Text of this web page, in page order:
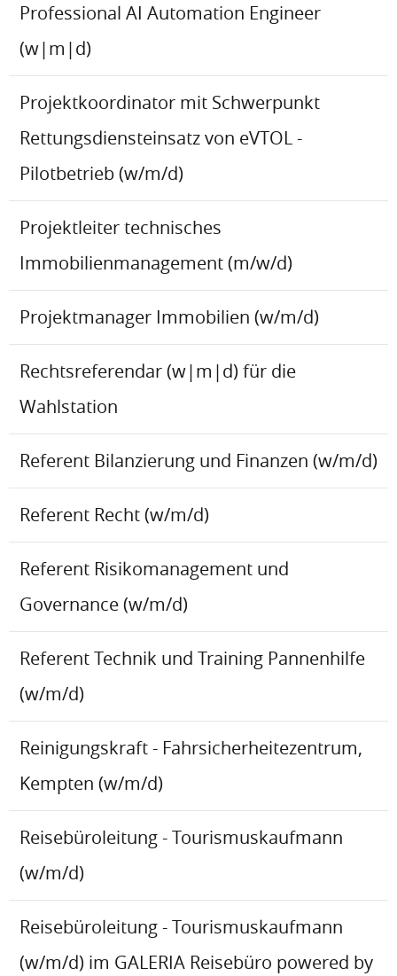
Professional AI Automation Engineer
(w|m|d)
Projektkoordinator mit Schwerpunkt
Rettungsdiensteinsatz von eVTOL -
Pilotbetrieb (w/m/d)
Projektleiter technisches
Immobilienmanagement (m/w/d)
Projektmanager Immobilien (w/m/d)
Rechtsreferendar (w|m|d) für die
Wahlstation
Referent Bilanzierung und Finanzen (w/m/d)
Referent Recht (w/m/d)
Referent Risikomanagement und
Governance (w/m/d)
Referent Technik und Training Pannenhilfe
(w/m/d)
Reinigungskraft - Fahrsicherheitezentrum,
Kempten (w/m/d)
Reisebüroleitung - Tourismuskaufmann
(w/m/d)
Reisebüroleitung - Tourismuskaufmann
(w/m/d) im GALERIA Reisebüro powered by